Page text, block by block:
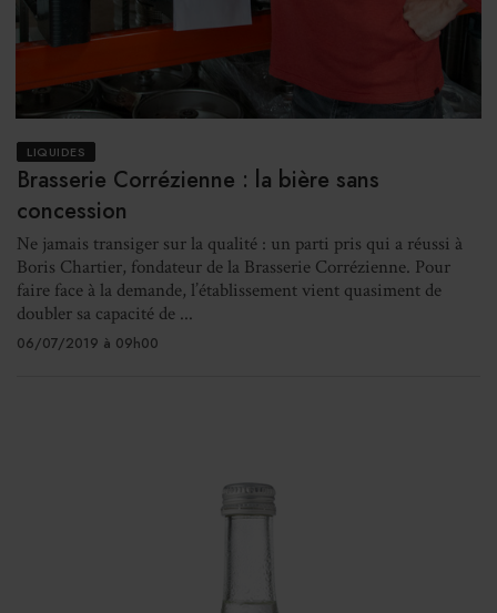
LIQUIDES
Brasserie Corrézienne : la bière sans
concession
Ne jamais transiger sur la qualité : un parti pris qui a réussi à
Boris Chartier, fondateur de la Brasserie Corrézienne. Pour
faire face à la demande, l’établissement vient quasiment de
doubler sa capacité de ...
06/07/2019 à 09h00